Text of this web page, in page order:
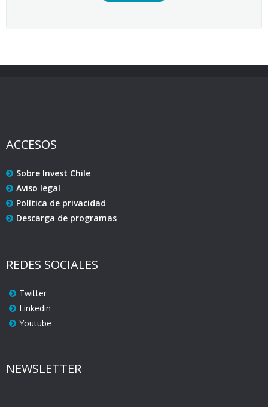
ACCESOS
Sobre Invest Chile
Aviso legal
Política de privacidad
Descarga de programas
REDES SOCIALES
Twitter
Linkedin
Youtube
NEWSLETTER